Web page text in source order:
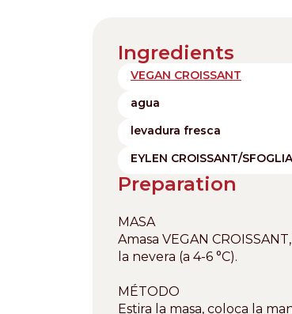
Ingredients
VEGAN CROISSANT
agua
levadura fresca
EYLEN CROISSANT/SFOGLIA
Preparation
MASA
Amasa VEGAN
la nevera (a 4-6 °C).
MÉTODO
Estira la masa, coloca la